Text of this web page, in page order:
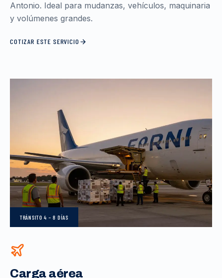
Antonio. Ideal para mudanzas, vehículos, maquinaria
y volúmenes grandes.
COTIZAR ESTE SERVICIO
TRÁNSITO4 – 8 DÍAS
Carga aérea